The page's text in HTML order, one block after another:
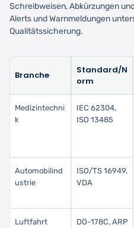
Schreibweisen, Abkürzungen
Alerts und Warnmeldungen
Qualitätssicherung.
Branche
Standard/N
orm
Medizintechni
k
IEC 62304,
ISO 13485
Automobilind
ustrie
ISO/TS 16949,
VDA
Luftfahrt
DO-178C, ARP